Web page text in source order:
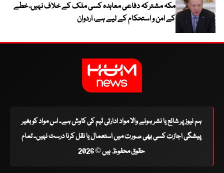
مکہ مشترکہ دفاعی معاہدہ کسی ملک کے خلاف نہیں، خطے
کے امن و استحکام کے لیے ہے، اردوان
ہم نیوز پر شائع یا نشر ہونے والا مواد ادارتی ٹیم کی کاوش ہے۔ اس مواد کو بغیر
پیشگی اجازت کسی بھی صورت میں استعمال یا نقل کرنا درست نہیں۔ تمام
حقوق محفوظ ہیں © 2026